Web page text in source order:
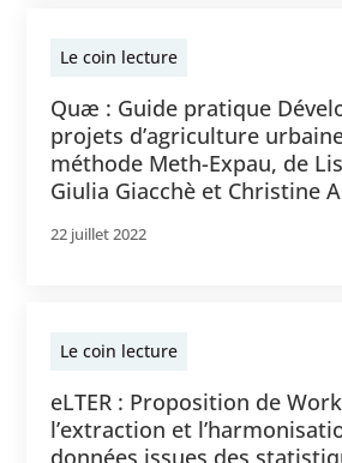
Le coin lecture
Quæ : Guide pratique
projets d’agriculture
méthode Meth-Expau, de
Giulia Giacchè et Christine
22 juillet 2022
Le coin lecture
eLTER : Proposition de
l’extraction et
données issues des